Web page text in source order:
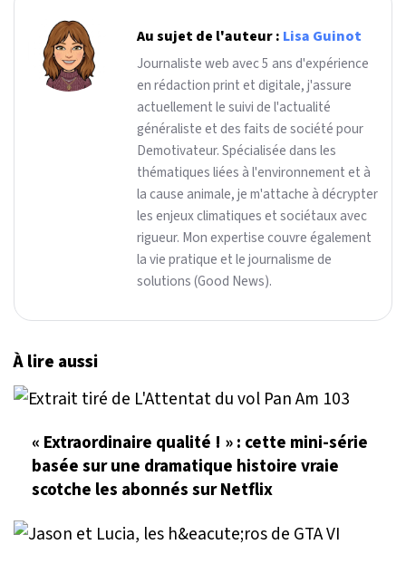
Au sujet de l'auteur : Lisa Guinot
Journaliste web avec 5 ans d'expérience
en rédaction print et digitale, j'assure
actuellement le suivi de l'actualité
généraliste et des faits de société pour
Demotivateur. Spécialisée dans les
thématiques liées à l'environnement et à
la cause animale, je m'attache à décrypter
les enjeux climatiques et sociétaux avec
rigueur. Mon expertise couvre également
la vie pratique et le journalisme de
solutions (Good News).
À lire aussi
« Extraordinaire qualité ! » : cette mini-série
basée sur une dramatique histoire vraie
scotche les abonnés sur Netflix